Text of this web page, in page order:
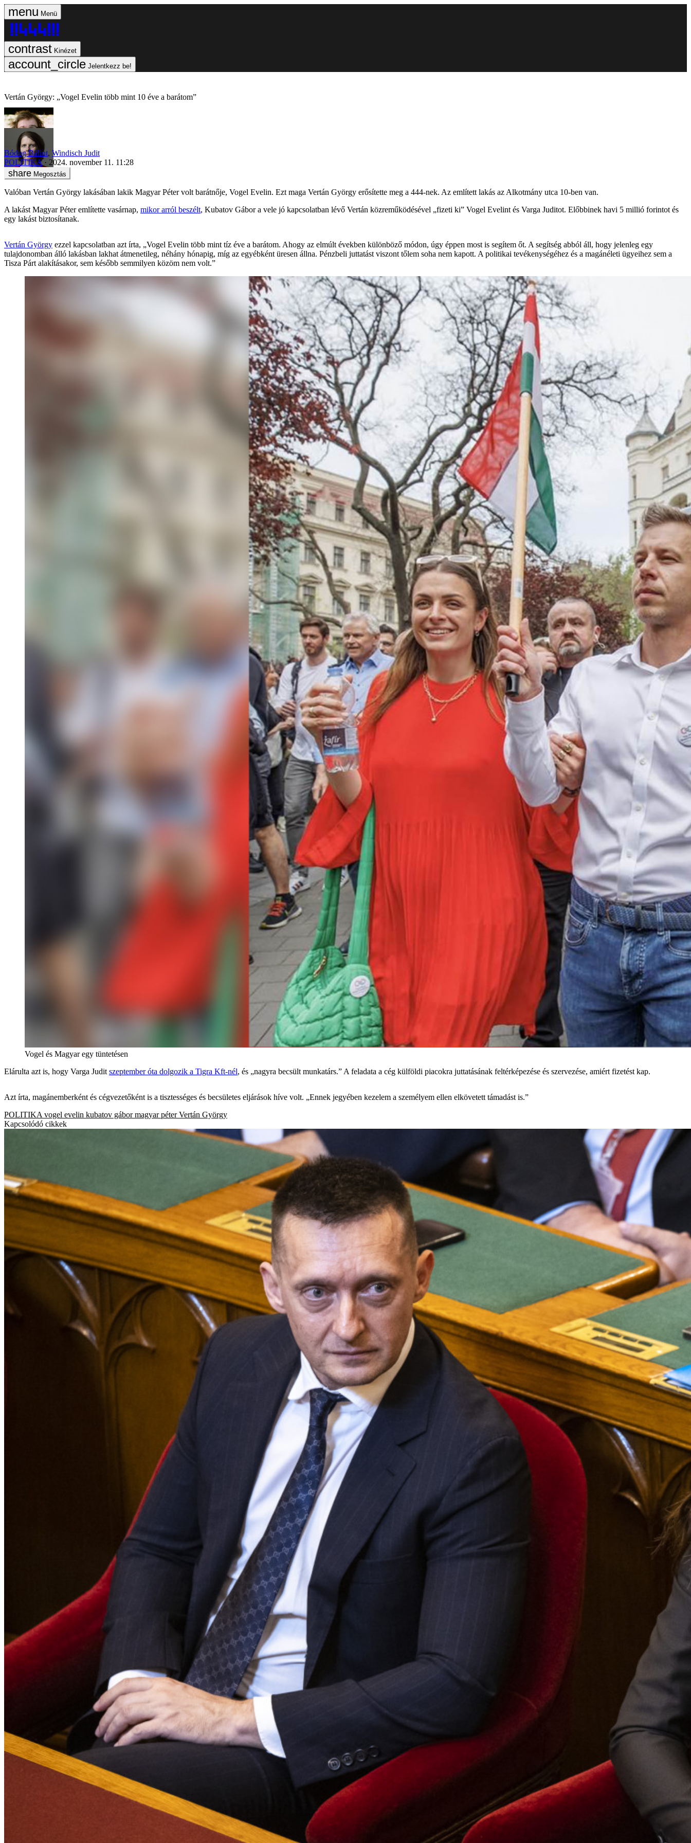
Menü
Kinézet
Jelentkezz be!
Vertán György: „Vogel Evelin több mint 10 éve a barátom”
Bódog Bálint, Windisch Judit
POLITIKA
2024. november 11. 11:28
Megosztás
Valóban Vertán György lakásában lakik Magyar Péter volt barátnője, Vogel Evelin. Ezt maga Vertán György erősítette meg a 444-nek. Az említett lakás az Alkotmány utca 10-ben van.
A lakást Magyar Péter említette vasárnap, mikor arról beszélt, Kubatov Gábor a vele jó kapcsolatban lévő Vertán közreműködésével „fizeti ki” Vogel Evelint és Varga Juditot. Előbbinek havi 5 millió forintot és
egy lakást biztosítanak.
Vertán György ezzel kapcsolatban azt írta, „Vogel Evelin több mint tíz éve a barátom. Ahogy az elmúlt években különböző módon, úgy éppen most is segítem őt. A segítség abból áll, hogy jelenleg egy
tulajdonomban álló lakásban lakhat átmenetileg, néhány hónapig, míg az egyébként üresen állna. Pénzbeli juttatást viszont tőlem soha nem kapott. A politikai tevékenységéhez és a magánéleti ügyeihez sem a
Tisza Párt alakításakor, sem később semmilyen közöm nem volt.”
Vogel és Magyar egy tüntetésen
Elárulta azt is, hogy Varga Judit szeptember óta dolgozik a Tigra Kft-nél, és „nagyra becsült munkatárs.” A feladata a cég külföldi piacokra juttatásának feltérképezése és szervezése, amiért fizetést kap.
Azt írta, magánemberként és cégvezetőként is a tisztességes és becsületes eljárások híve volt. „Ennek jegyében kezelem a személyem ellen elkövetett támadást is.”
POLITIKA vogel evelin kubatov gábor magyar péter Vertán György
Kapcsolódó cikkek